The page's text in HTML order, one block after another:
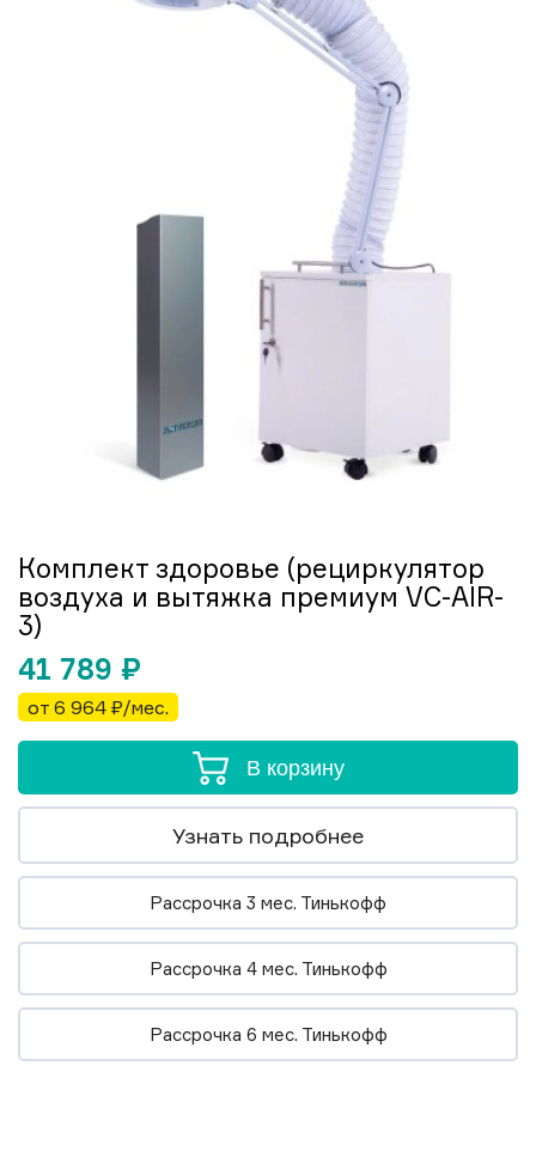
Комплект здоровье (рециркулятор
воздуха и вытяжка премиум VC-AIR-
3)
41 789 ₽
от 6 964 ₽/мес.
В корзину
Узнать подробнее
Рассрочка 3 мес. Тинькофф
Рассрочка 4 мес. Тинькофф
Рассрочка 6 мес. Тинькофф